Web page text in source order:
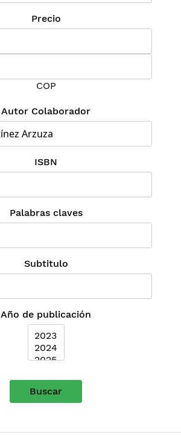
Precio
COP
Autor Colaborador
ISBN
Palabras claves
Subtitulo
Año de publicación
Buscar